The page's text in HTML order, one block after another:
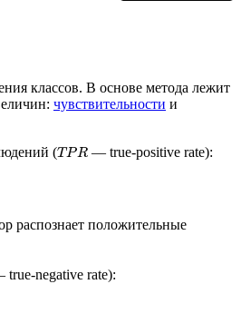
классов. В основе метода лежит
чувствительности и
(T PR — true-positive rate):
распознает положительные
negative rate):